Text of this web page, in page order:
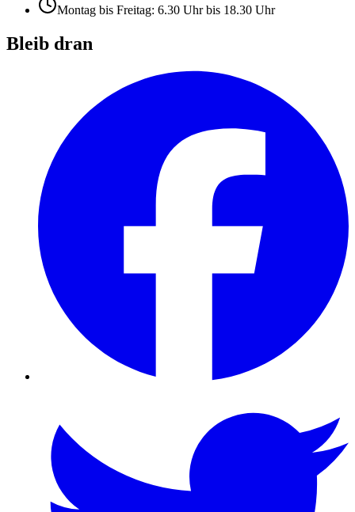
Montag bis Freitag: 6.30 Uhr bis 18.30 Uhr
Bleib dran